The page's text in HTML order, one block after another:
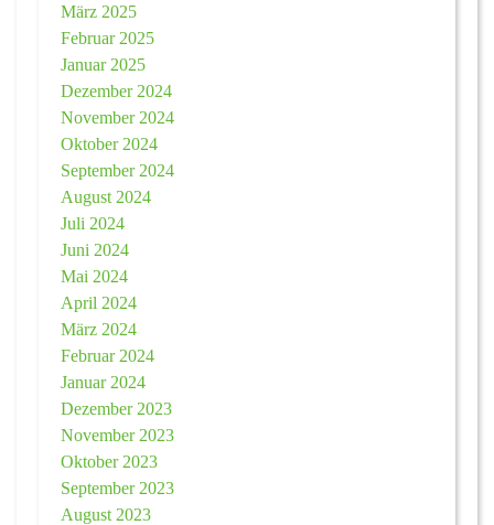
März 2025
Februar 2025
Januar 2025
Dezember 2024
November 2024
Oktober 2024
September 2024
August 2024
Juli 2024
Juni 2024
Mai 2024
April 2024
März 2024
Februar 2024
Januar 2024
Dezember 2023
November 2023
Oktober 2023
September 2023
August 2023